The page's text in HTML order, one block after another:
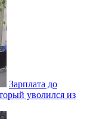
Зарплата до
уволился из